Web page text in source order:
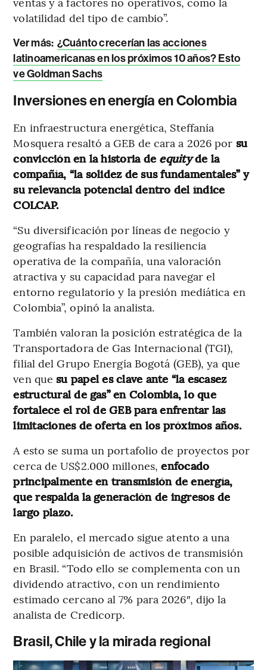
volatilidad del tipo de cambio”.
Ver más: ¿Cuánto crecerían las acciones
latinoamericanas en los próximos 10 años? Esto
ve Goldman Sachs
Inversiones en energía en Colombia
En infraestructura energética, Steffanía
Mosquera resaltó a GEB de cara a 2026 por su
convicción en la historia de equityde la
compañía, “la solidez de sus fundamentales” y
su relevancia potencial dentro del índice
COLCAP.
“Su diversificación por líneas de negocio y
geografías ha respaldado la resiliencia
operativa de la compañía, una valoración
atractiva y su capacidad para navegar el
entorno regulatorio y la presión mediática en
Colombia”, opinó la analista.
También valoran la posición estratégica de la
Transportadora de Gas Internacional (TGI),
filial del Grupo Energía Bogotá (GEB), ya que
ven quesu papel es clave ante “la escasez
estructural de gas” en Colombia, lo que
fortalece el rol de GEB para enfrentar las
limitaciones de oferta en los próximos años.
A esto se suma un portafolio de proyectos por
cerca de US$2.000 millones, enfocado
principalmente en transmisión de energía,
que respalda la generación de ingresos de
largo plazo.
En paralelo, el mercado sigue atento a una
posible adquisición de activos de transmisión
en Brasil. “Todo ello se complementa con un
dividendo atractivo, con un rendimiento
estimado cercano al 7% para 2026″, dijo la
analista de Credicorp.
Brasil, Chile y la mirada regional